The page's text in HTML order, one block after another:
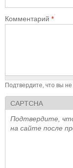
Комментарий *
Подтвердите, что вы
CAPTCHA
Подтвердите,
на сайте после